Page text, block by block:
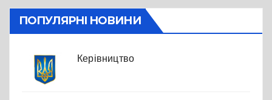
ПОПУЛЯРНІ НОВИНИ
Керівництво